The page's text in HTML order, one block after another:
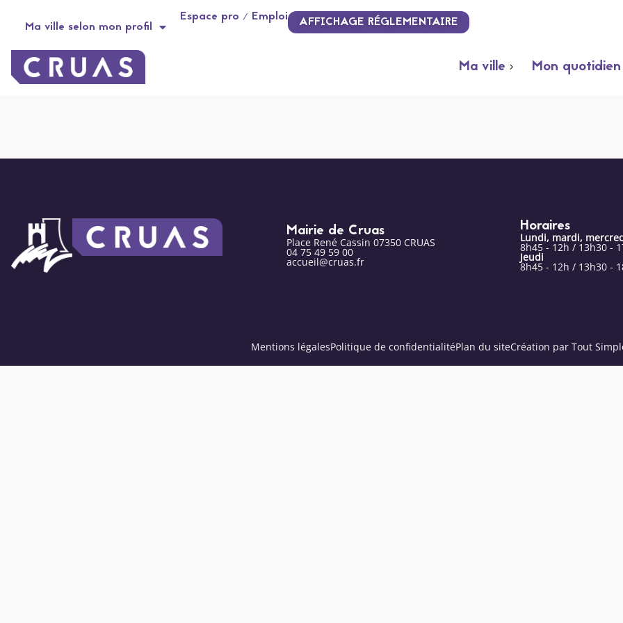
Ma ville selon mon profil
Espace pro / Emploi AFFICHAGE RÉGLEMENTAIRE
Ma ville Mon quotidien
Mairie de Cruas
Place René Cassin 07350 CRUAS
04 75 49 59 00
accueil@cruas.fr
Horaires
Lundi, mardi,
8h45 - 12h / 13h30 -
Jeudi
8h45 - 12h / 13h30 -
Mentions légalesPolitique de confidentialitéPlan du siteCréation par Tout